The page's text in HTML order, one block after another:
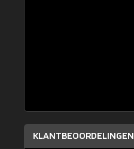
KLANTBEOORDELINGEN